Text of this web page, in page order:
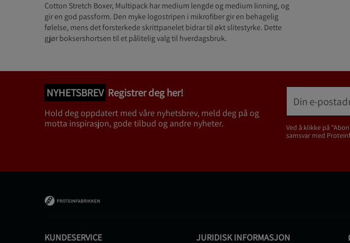
Cotton Stretch Boxer, Multipack har medium lengde og medium linning, og
gir en god passform. Den myke logostripen i mikrofiber gir en behagelig
følelse, mens det forsterkede skrittpanelet bidrar til økt slitestyrke. Dette
gjør boksershortsen til et pålitelig valg til hverdagsbruk.
NYHETSBREV Registrer deg her!
Hold deg oppdatert med våre nyhetsbrev, meld deg på og
motta inspirasjon, gode tilbud og andre nyheter.
Ved å klikke på
samsvar med
KUNDESERVICE JURIDISK INFORMASJON